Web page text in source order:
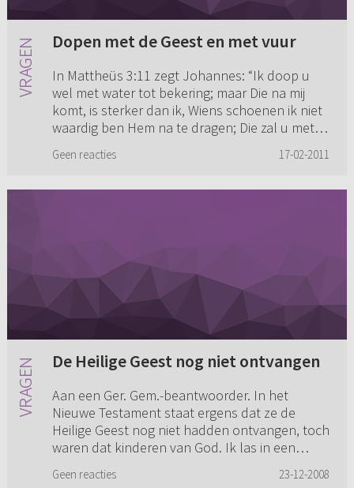
Dopen met de Geest en met vuur
In Mattheüs 3:11 zegt Johannes: “Ik doop u
wel met water tot bekering; maar Die na mij
komt, is sterker dan ik, Wiens schoenen ik niet
waardig ben Hem na te dragen; Die zal u met
Geen reacties 17-02-2011
De Heilige Geest nog niet ontvangen
Aan een Ger. Gem.-beantwoorder. In het
Nieuwe Testament staat ergens dat ze de
Heilige Geest nog niet hadden ontvangen, toch
waren dat kinderen van God. Ik las in een
Geen reacties 23-12-2008